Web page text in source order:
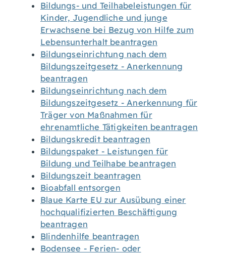
Bildungs- und Teilhabeleistungen für
Kinder, Jugendliche und junge
Erwachsene bei Bezug von Hilfe zum
Lebensunterhalt beantragen
Bildungseinrichtung nach dem
Bildungszeitgesetz - Anerkennung
beantragen
Bildungseinrichtung nach dem
Bildungszeitgesetz - Anerkennung für
Träger von Maßnahmen für
ehrenamtliche Tätigkeiten beantragen
Bildungskredit beantragen
Bildungspaket - Leistungen für
Bildung und Teilhabe beantragen
Bildungszeit beantragen
Bioabfall entsorgen
Blaue Karte EU zur Ausübung einer
hochqualifizierten Beschäftigung
beantragen
Blindenhilfe beantragen
Bodensee - Ferien- oder